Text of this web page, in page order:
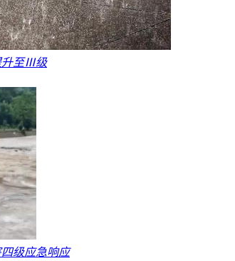
升至Ⅲ级
级应急响应